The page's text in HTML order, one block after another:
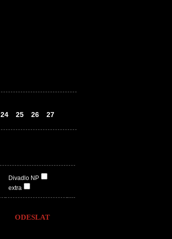
24 25 26 27
Divadlo NP
extra